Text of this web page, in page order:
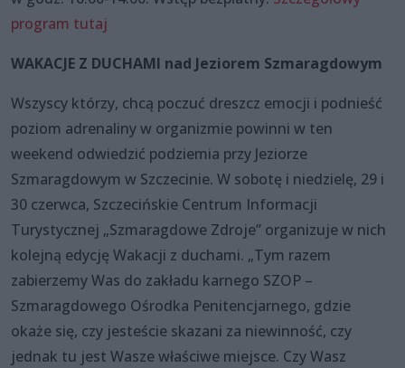
program tutaj
WAKACJE Z DUCHAMI nad Jeziorem Szmaragdowym
Wszyscy którzy, chcą poczuć dreszcz emocji i podnieść
poziom adrenaliny w organizmie powinni w ten
weekend odwiedzić podziemia przy Jeziorze
Szmaragdowym w Szczecinie. W sobotę i niedzielę, 29 i
30 czerwca, Szczecińskie Centrum Informacji
Turystycznej „Szmaragdowe Zdroje” organizuje w nich
kolejną edycję Wakacji z duchami. „Tym razem
zabierzemy Was do zakładu karnego SZOP –
Szmaragdowego Ośrodka Penitencjarnego, gdzie
okaże się, czy jesteście skazani za niewinność, czy
jednak tu jest Wasze właściwe miejsce. Czy Wasz